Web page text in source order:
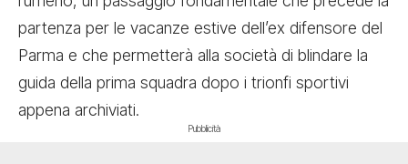
partenza per le vacanze estive dell’ex difensore del
Parma e che permetterà alla società di blindare la
guida della prima squadra dopo i trionfi sportivi
appena archiviati.
Pubblicità